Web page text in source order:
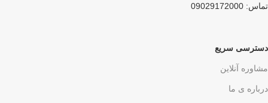
تماس: 09029172000
دسترسی سریع
مشاوره آنلاین
درباره ی ما